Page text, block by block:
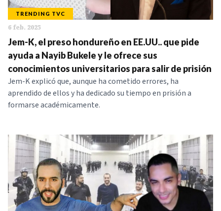
TRENDING TVC
6 feb. 2025
Jem-K, el preso hondureño en EE.UU.. que pide
ayuda a Nayib Bukele y le ofrece sus
conocimientos universitarios para salir de prisión
Jem-K explicó que, aunque ha cometido errores, ha
aprendido de ellos y ha dedicado su tiempo en prisión a
formarse académicamente.